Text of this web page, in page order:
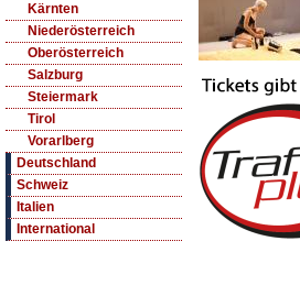
Kärnten
Niederösterreich
Oberösterreich
Salzburg
Steiermark
Tirol
Vorarlberg
Deutschland
Schweiz
Italien
International